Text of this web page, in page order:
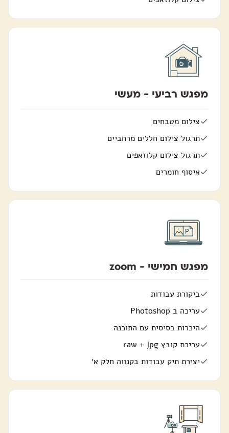
מפגש רביעי - מעשי
צילום מטבחים
תרגול צילום חללים מרחביים
תרגול צילום קלוזאפים
איסוף חומרים
מפגש חמישי - zoom
ביקורת עבודות
עריכה ב Photoshop
היכרות בסיסית עם התוכנה
עריכת קובץ raw + jpg
יצירת תיק עבודות בקנווה חלק א׳